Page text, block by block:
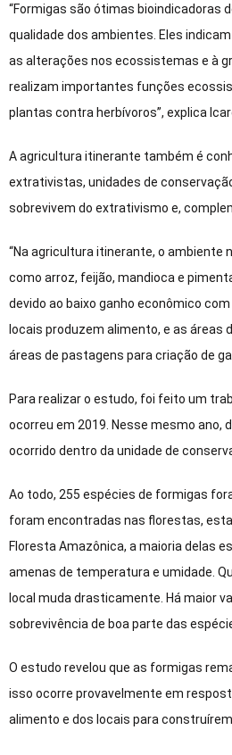
“Formigas são ótimas bioindicadoras
qualidade dos ambientes. Eles
as alterações nos ecossistemas e à
realizam importantes funções
plantas contra herbívoros”, explica
A agricultura itinerante também é
extrativistas, unidades de
sobrevivem do extrativismo e,
“Na agricultura itinerante, o ambiente
como arroz, feijão, mandioca e
devido ao baixo ganho econômico
locais produzem alimento, e as
áreas de pastagens para criação de
Para realizar o estudo, foi feito um
ocorreu em 2019. Nesse mesmo ano,
ocorrido dentro da unidade de
Ao todo, 255 espécies de formigas
foram encontradas nas florestas,
Floresta Amazônica, a maioria delas
amenas de temperatura e umidade.
local muda drasticamente. Há maior
sobrevivência de boa parte das
O estudo revelou que as formigas
isso ocorre provavelmente em
alimento e dos locais para